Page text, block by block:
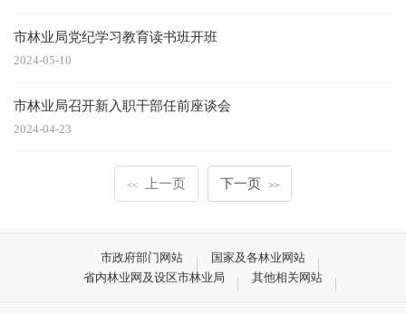
市林业局党纪学习教育读书班开班
2024-05-10
市林业局召开新入职干部任前座谈会
2024-04-23
<< 上一页 下一页 >>
市政府部门网站
国家及各林业网站
省内林业网及设区市林业局
其他相关网站